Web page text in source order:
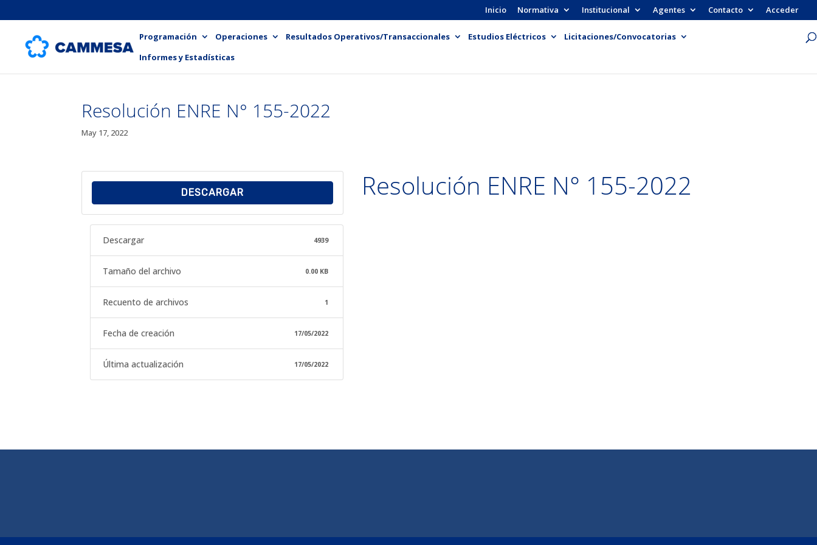
Inicio Normativa Institucional Agentes Contacto Acceder
Programación Operaciones Resultados Operativos/Transaccionales Estudios Eléctricos
Licitaciones/Convocatorias
Informes y Estadísticas
Resolución ENRE N° 155-2022
May 17, 2022
DESCARGAR
Descargar 4939
Tamaño del archivo 0.00 KB
Recuento de archivos 1
Fecha de creación 17/05/2022
Última actualización 17/05/2022
Resolución ENRE N° 155-2022